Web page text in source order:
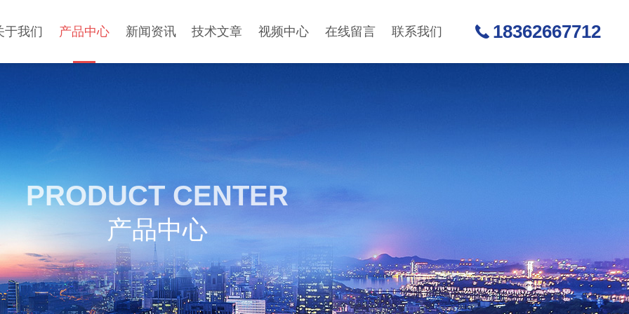
于我们 产品中心 新闻资讯 技术文章 视频中心 在线留言 联系我们 18362667712
PRODUCT CENTER
产品中心